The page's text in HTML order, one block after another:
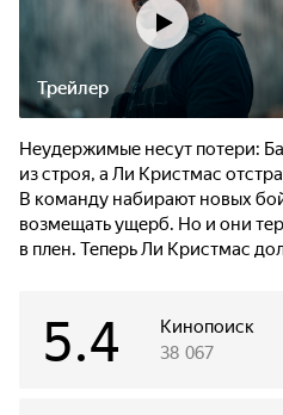
Трейлер
Неудержимые несут потери:
из строя, а Ли Кристмас
В команду набирают новых
возмещать ущерб. Но и они
в плен. Теперь Ли Кристмас
Кинопоиск
5.4 38 067